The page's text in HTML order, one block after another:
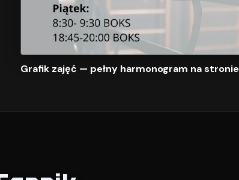
Grafik zajęć — pełny harmonogram na stronie